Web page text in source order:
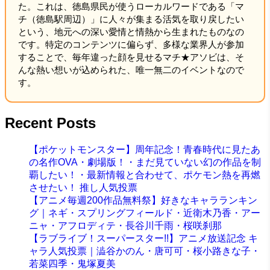
た。これは、徳島県民が使うローカルワードである「マ
チ（徳島駅周辺）」に人々が集まる活気を取り戻したい
という、地元への深い愛情と情熱から生まれたものなの
です。特定のコンテンツに偏らず、多様な業界人が参加
することで、毎年違った顔を見せるマチ★アソビは、そ
んな熱い想いが込められた、唯一無二のイベントなので
す。
Recent Posts
【ポケットモンスター】周年記念！青春時代に見たあ
の名作OVA・劇場版！・まだ見ていない幻の作品を制
覇したい！・最新情報と合わせて、ポケモン熱を再燃
させたい！ 推し人気投票
【アニメ毎週200作品無料祭】好きなキャラランキン
グ｜ネギ・スプリングフィールド・近衛木乃香・アー
ニャ・アフロディテ・長谷川千雨・桜咲刹那
【ラブライブ！スーパースター!!】アニメ放送記念 キ
ャラ人気投票｜澁谷かのん・唐可可・桜小路きな子・
若菜四季・鬼塚夏美